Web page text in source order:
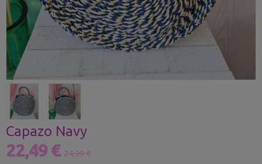
Capazo Navy
22,49 € 24,99 €